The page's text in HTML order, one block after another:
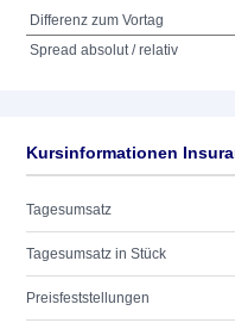
Differenz zum Vortag
Spread absolut / relativ
Kursinformationen
Tagesumsatz
Tagesumsatz in Stück
Preisfeststellungen